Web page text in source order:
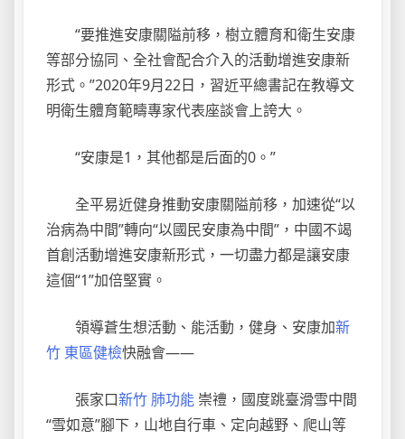
“要推進安康關隘前移，樹立體育和衛生安康
等部分協同、全社會配合介入的活動增進安康新
形式。”2020年9月22日，習近平總書記在教導文
明衛生體育範疇專家代表座談會上誇大。
“安康是1，其他都是后面的0。”
全平易近健身推動安康關隘前移，加速從“以
治病為中間”轉向“以國民安康為中間”，中國不竭
首創活動增進安康新形式，一切盡力都是讓安康
這個“1”加倍堅實。
領導蒼生想活動、能活動，健身、安康加新
竹 東區健檢快融會——
張家口新竹 肺功能 崇禮，國度跳臺滑雪中間
“雪如意”腳下，山地自行車、定向越野、爬山等